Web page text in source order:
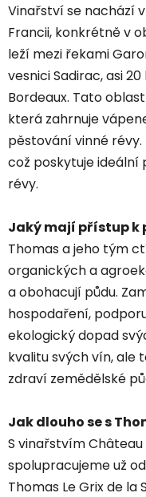
Vinařství se nachází
Francii, konkrétně v
leží mezi řekami
vesnici Sadirac, asi
Bordeaux. Tato
která zahrnuje
pěstování vinné
což poskytuje
révy.
Jaký mají přístup k
Thomas a jeho tým
organických a
a obohacují půdu.
hospodaření,
ekologický dopad
kvalitu svých vín, ale
zdraví zemědělské
Jak dlouho se s
S vinařstvím Château
spolupracujeme už
Thomas Le Grix de